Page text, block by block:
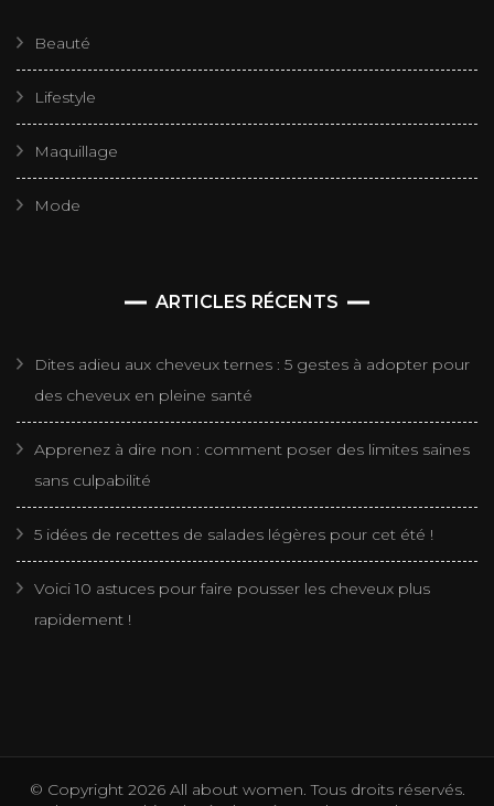
Beauté
Lifestyle
Maquillage
Mode
ARTICLES RÉCENTS
Dites adieu aux cheveux ternes : 5 gestes à adopter pour
des cheveux en pleine santé
Apprenez à dire non : comment poser des limites saines
sans culpabilité
5 idées de recettes de salades légères pour cet été !
Voici 10 astuces pour faire pousser les cheveux plus
rapidement !
© Copyright 2026 All about women. Tous droits réservés.